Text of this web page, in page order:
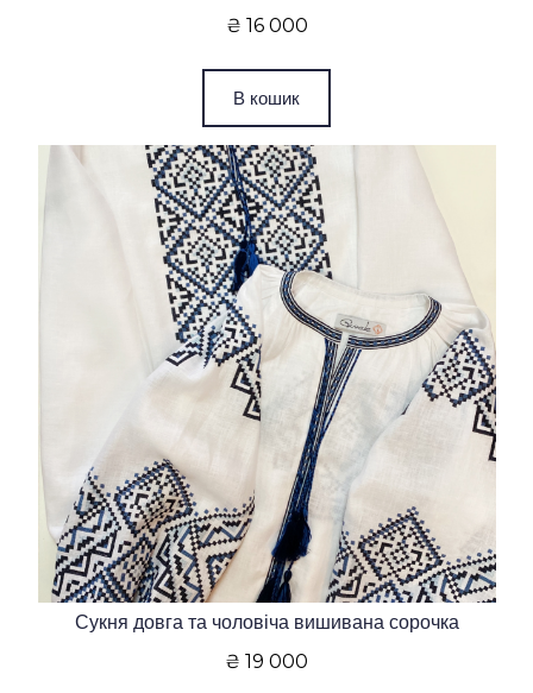
₴ 16 000
В кошик
Сукня довга та чоловіча вишивана сорочка
₴ 19 000